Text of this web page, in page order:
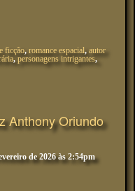
ficção, romance espacial,autor
,personagens intrigantes,
Anthony Oriundo
de 2026 às 2:54pm